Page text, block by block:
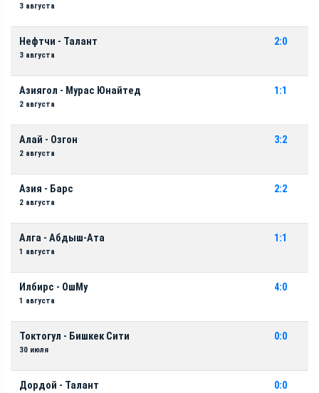
3 августа
Нефтчи - Талант
3 августа
2:0
Азиягол - Мурас Юнайтед
2 августа
1:1
Алай - Озгон
2 августа
3:2
Азия - Барс
2 августа
2:2
Алга - Абдыш-Ата
1 августа
1:1
Илбирс - ОшМу
1 августа
4:0
Токтогул - Бишкек Сити
30 июля
0:0
Дордой - Талант 0:0